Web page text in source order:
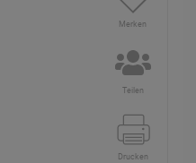
Merken
Teilen
Drucken